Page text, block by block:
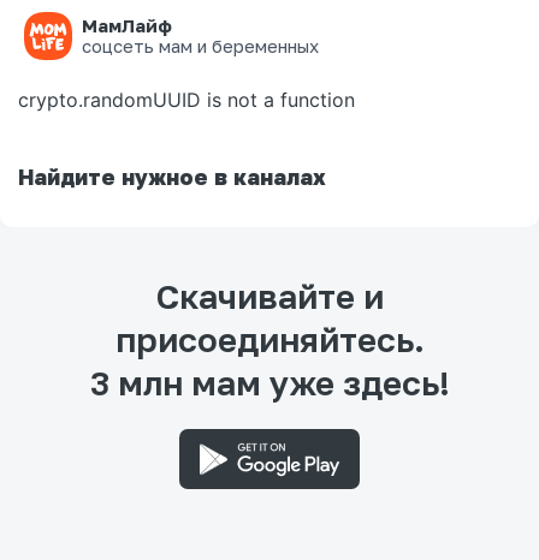
МамЛайф
соцсеть мам и беременных
Ошибка на странице
crypto.randomUUID is not a function
Найдите нужное в каналах
Скачивайте и
присоединяйтесь.
3 млн мам уже здесь!